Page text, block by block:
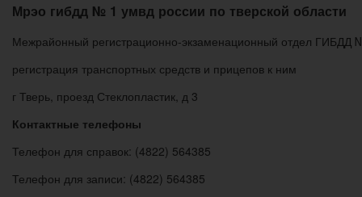
Мрэо гибдд № 1 умвд россии по тверской области
Межрайонный регистрационно-экзаменационный отдел ГИБДД
регистрация транспортных средств и прицепов к ним
г Тверь, проезд Стеклопластик, д 3
Контактные телефоны
Телефон для справок: (4822) 564385
Телефон для записи: (4822) 564385